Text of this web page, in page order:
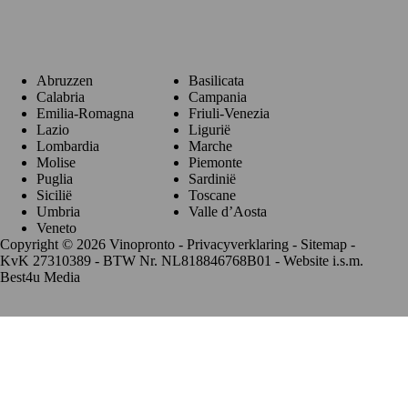
Abruzzen
Basilicata
Calabria
Campania
Emilia-Romagna
Friuli-Venezia
Lazio
Ligurië
Lombardia
Marche
Molise
Piemonte
Puglia
Sardinië
Sicilië
Toscane
Umbria
Valle d’Aosta
Veneto
Copyright © 2026 Vinopronto - Privacyverklaring - Sitemap -
KvK 27310389 - BTW Nr. NL818846768B01 - Website i.s.m.
Best4u Media